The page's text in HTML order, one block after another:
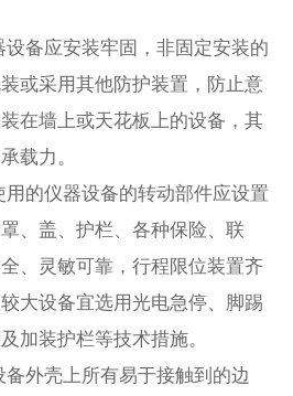
备应安装牢固，非固定安装的
或采用其他防护装置，防止意
在墙上或天花板上的设备，其
载力。
的仪器设备的转动部件应设置
、盖、护栏、各种保险、联
、灵敏可靠，行程限位装置齐
大设备宜选用光电急停、脚踢
加装护栏等技术措施。
外壳上所有易于接触到的边